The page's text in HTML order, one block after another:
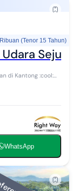
(Tenor 15 Tahun)
di Kantong :cool:
WhatsApp